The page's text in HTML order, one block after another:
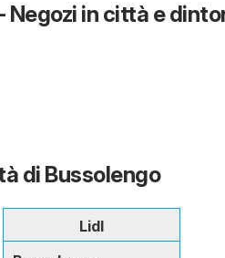
Negozi in città e
di Bussolengo
Lidl